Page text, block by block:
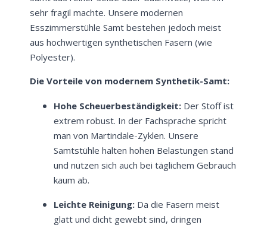
sehr fragil machte. Unsere modernen
Esszimmerstühle Samt bestehen jedoch meist
aus hochwertigen synthetischen Fasern (wie
Polyester).
Die Vorteile von modernem Synthetik-Samt:
Hohe Scheuerbeständigkeit: Der Stoff ist
extrem robust. In der Fachsprache spricht
man von Martindale-Zyklen. Unsere
Samtstühle halten hohen Belastungen stand
und nutzen sich auch bei täglichem Gebrauch
kaum ab.
Leichte Reinigung: Da die Fasern meist
glatt und dicht gewebt sind, dringen